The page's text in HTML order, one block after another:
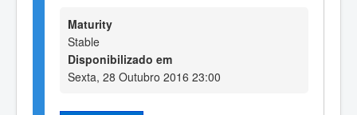
Maturity
Stable
Disponibilizado em
Sexta, 28 Outubro 2016 23:00